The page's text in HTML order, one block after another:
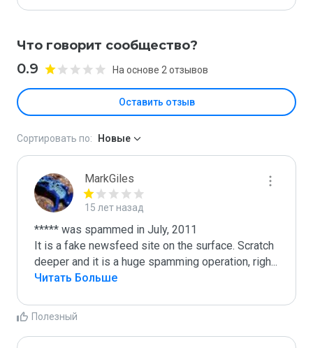
Что говорит сообщество?
0.9 На основе 2 отзывов
Оставить отзыв
Сортировать по: Новые
MarkGiles
15 лет назад
***** was spammed in July, 2011
It is a fake newsfeed site on the surface. Scratch
deeper and it is a huge spamming operation, righ...
Читать Больше
Полезный